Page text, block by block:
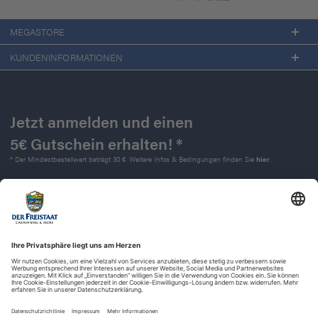
MEGASTORE
KUNDENINFORMATIONEN
Jetzt anmelden und einen
5€ Gutschein erhalten! *
* Der Mindestbestellwert beträgt 30 €. Weitere Infos & Bedingungen finden Sie hier.